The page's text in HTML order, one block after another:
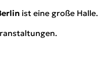
ist eine große Halle.